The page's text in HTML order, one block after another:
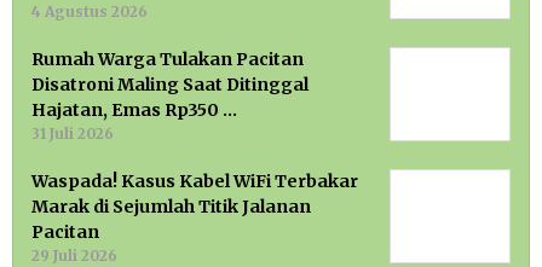
4 Agustus 2026
Rumah Warga Tulakan Pacitan
Disatroni Maling Saat Ditinggal
Hajatan, Emas Rp350 …
31 Juli 2026
Waspada! Kasus Kabel WiFi Terbakar
Marak di Sejumlah Titik Jalanan
Pacitan
29 Juli 2026